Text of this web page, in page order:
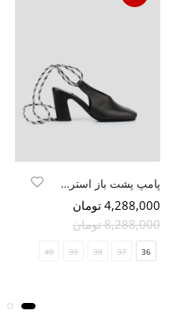
پامپ پشت باز استرپ آپ
4,288,000 تومان
8,288,000 تومان
36
37
38
39
40